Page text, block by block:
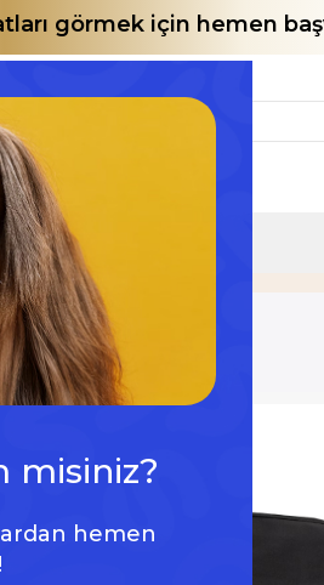
misiniz?
hemen
görmek için hemen
Home Varyasyonlar